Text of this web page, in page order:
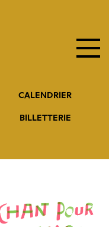
CALENDRIER
BILLETTERIE